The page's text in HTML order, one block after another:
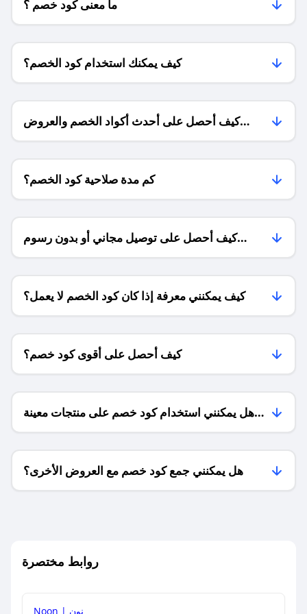
ما معنى كود خصم ؟
كيف يمكنك استخدام كود الخصم؟
كيف أحصل على أحدث أكواد الخصم والعروض
للمتاجر؟
كم مدة صلاحية كود الخصم؟
كيف أحصل على توصيل مجاني أو بدون رسوم
الشحن ؟
كيف يمكنني معرفة إذا كان كود الخصم لا يعمل؟
كيف أحصل على أقوى كود خصم؟
هل يمكنني استخدام كود خصم على منتجات معينة
فقط؟
هل يمكنني جمع كود خصم مع العروض الأخرى؟
روابط مختصرة
Noon | نون